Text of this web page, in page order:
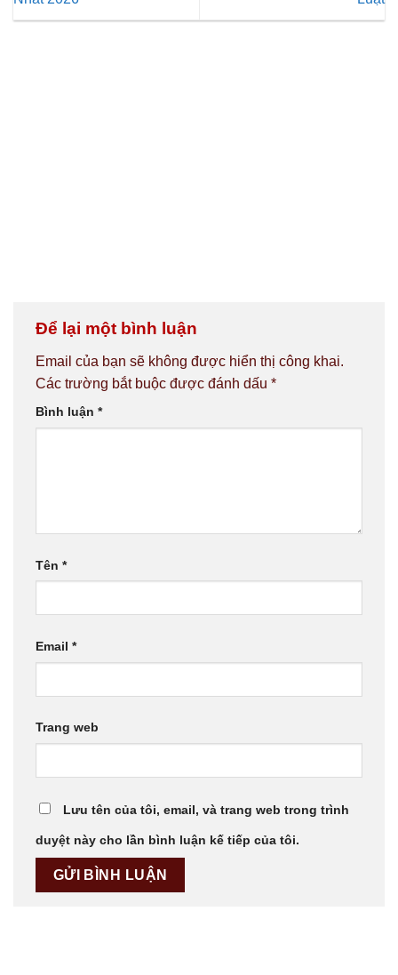
Để lại một bình luận
Email của bạn sẽ không được hiển thị công khai.
Các trường bắt buộc được đánh dấu *
Bình luận *
Tên *
Email *
Trang web
Lưu tên của tôi, email, và trang web trong trình
duyệt này cho lần bình luận kế tiếp của tôi.